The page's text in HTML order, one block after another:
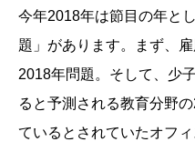
今年2018年は節目の年と
題」があります。まず、
2018年問題。そして、少
ると予測される教育分野
ているとされていたオフ